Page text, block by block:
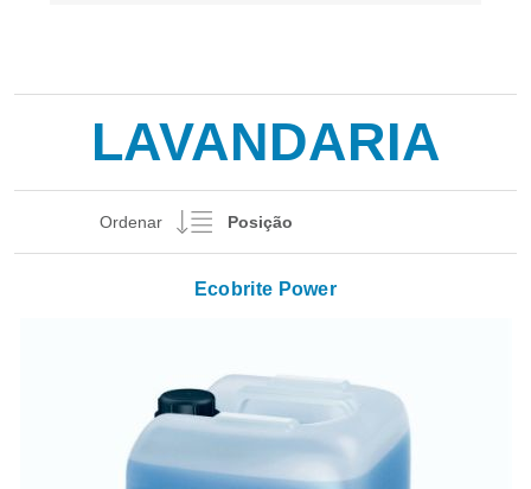
LAVANDARIA
Ordenar
Ecobrite Power